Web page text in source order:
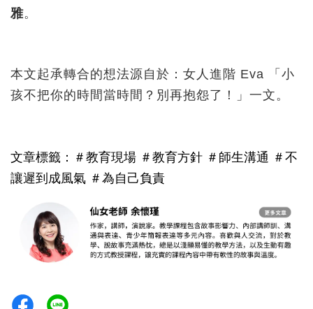
雅。
本文起承轉合的想法源自於：女人進階 Eva 「小
孩不把你的時間當時間？別再抱怨了！」一文。
文章標籤：＃教育現場 ＃教育方針 ＃師生溝通 ＃不
讓遲到成風氣 ＃為自己負責